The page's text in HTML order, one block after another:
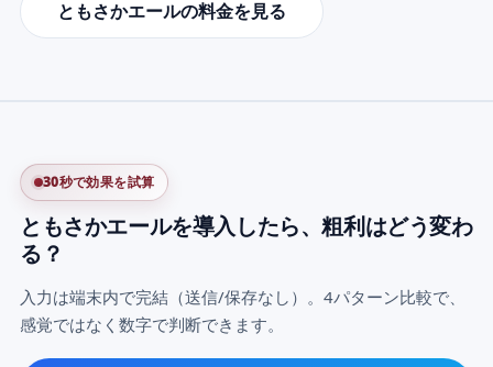
ともさかエールの料金を見る
30秒で効果を試算
ともさかエールを導入したら、粗利はどう変わ
る？
入力は端末内で完結（送信/保存なし）。4パターン比較で、
感覚ではなく数字で判断できます。